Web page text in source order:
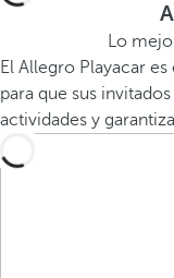
Lo
El Allegro Playacar
para que sus
actividades y